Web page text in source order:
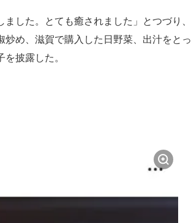
した。とても癒されました」とつづり、
め、滋賀で購入した日野菜、出汁をとっ
披露した。